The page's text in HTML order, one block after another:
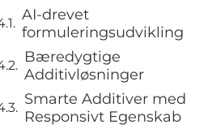
AI-drevet
formuleringsudvikling
Bæredygtige
Additivløsninger
Smarte Additiver med
Responsivt Egenskab